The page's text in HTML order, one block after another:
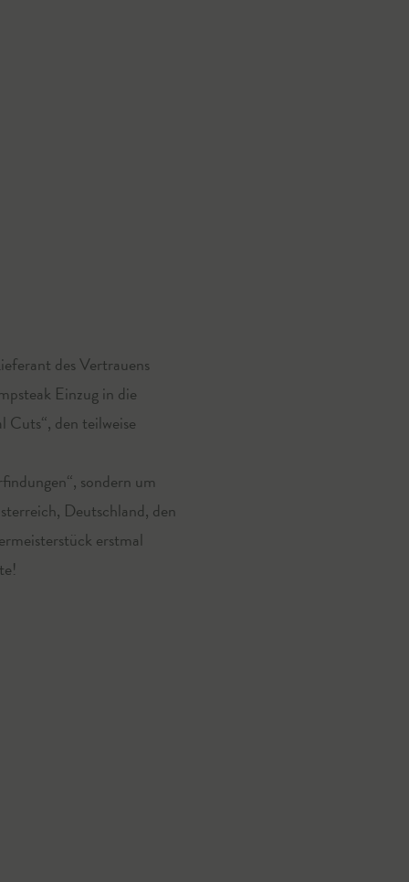
des Vertrauens
Einzug in die
Cuts“, den teilweise
sondern um
Deutschland, den
erstmal